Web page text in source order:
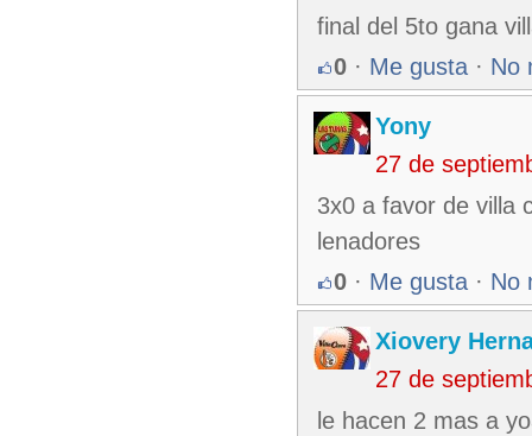
final del 5to gana
0 · Me gusta · No
Yony
27 de
3x0 a favor de villa
lenadores
0 · Me gusta · No
Xiovery
27 de
le hacen 2 mas a